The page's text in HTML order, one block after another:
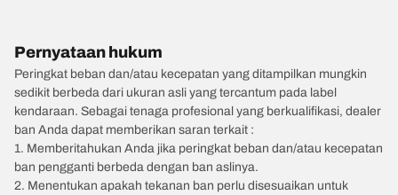
Pernyataan hukum
Peringkat beban dan/atau kecepatan yang ditampilkan mungkin
sedikit berbeda dari ukuran asli yang tercantum pada label
kendaraan. Sebagai tenaga profesional yang berkualifikasi, dealer
ban Anda dapat memberikan saran terkait :
1. Memberitahukan Anda jika peringkat beban dan/atau kecepatan
ban pengganti berbeda dengan ban aslinya.
2. Menentukan apakah tekanan ban perlu disesuaikan untuk